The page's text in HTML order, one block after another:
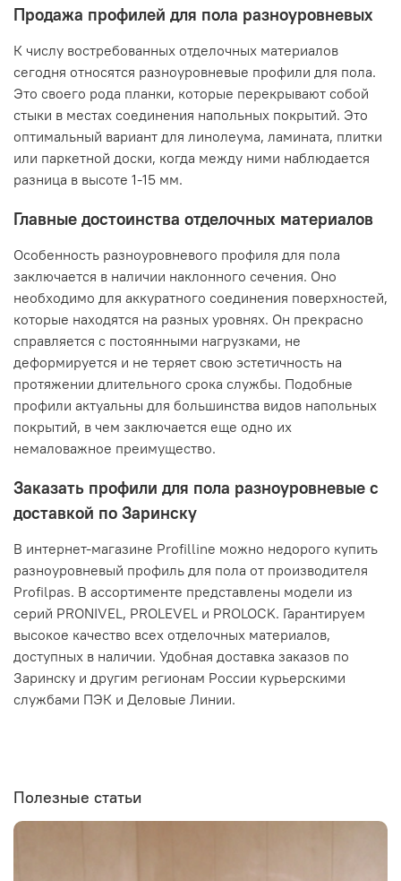
Продажа профилей для пола разноуровневых
К числу востребованных отделочных материалов
сегодня относятся разноуровневые профили для пола.
Это своего рода планки, которые перекрывают собой
стыки в местах соединения напольных покрытий. Это
оптимальный вариант для линолеума, ламината, плитки
или паркетной доски, когда между ними наблюдается
разница в высоте 1-15 мм.
Главные достоинства отделочных материалов
Особенность разноуровневого профиля для пола
заключается в наличии наклонного сечения. Оно
необходимо для аккуратного соединения поверхностей,
которые находятся на разных уровнях. Он прекрасно
справляется с постоянными нагрузками, не
деформируется и не теряет свою эстетичность на
протяжении длительного срока службы. Подобные
профили актуальны для большинства видов напольных
покрытий, в чем заключается еще одно их
немаловажное преимущество.
Заказать профили для пола разноуровневые с
доставкой по Заринску
В интернет-магазине Profilline можно недорого купить
разноуровневый профиль для пола от производителя
Profilpas. В ассортименте представлены модели из
серий PRONIVEL, PROLEVEL и PROLOCK. Гарантируем
высокое качество всех отделочных материалов,
доступных в наличии. Удобная доставка заказов по
Заринску и другим регионам России курьерскими
службами ПЭК и Деловые Линии.
Полезные статьи